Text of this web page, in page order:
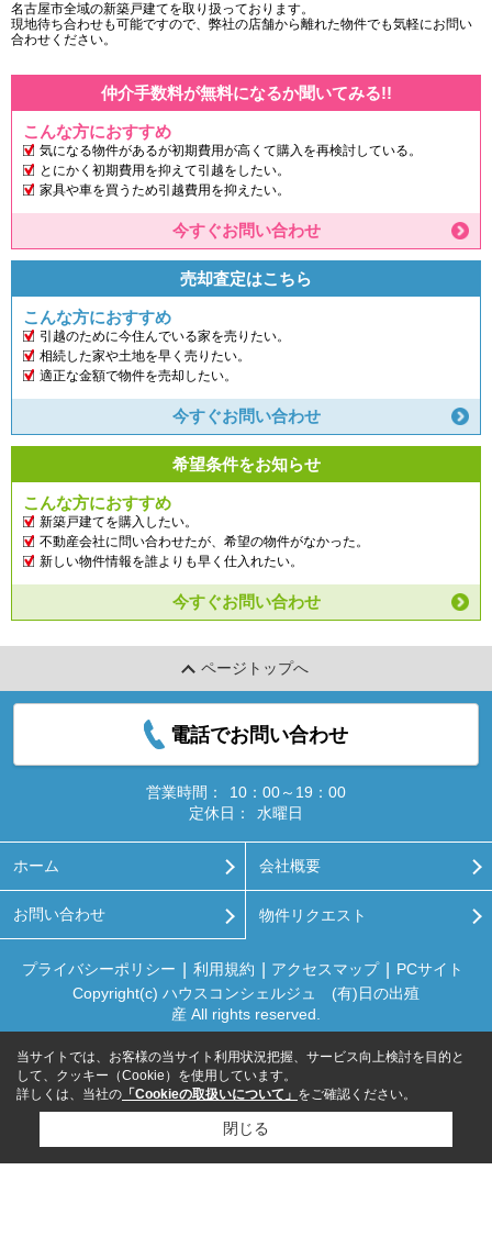
名古屋市全域の新築戸建てを取り扱っております。
現地待ち合わせも可能ですので、弊社の店舗から離れた物件でも気軽にお問い
合わせください。
仲介手数料が無料になるか聞いてみる!!
こんな方におすすめ
気になる物件があるが初期費用が高くて購入を再検討している。
とにかく初期費用を抑えて引越をしたい。
家具や車を買うため引越費用を抑えたい。
今すぐお問い合わせ
売却査定はこちら
こんな方におすすめ
引越のために今住んでいる家を売りたい。
相続した家や土地を早く売りたい。
適正な金額で物件を売却したい。
今すぐお問い合わせ
希望条件をお知らせ
こんな方におすすめ
新築戸建てを購入したい。
不動産会社に問い合わせたが、希望の物件がなかった。
新しい物件情報を誰よりも早く仕入れたい。
今すぐお問い合わせ
ページトップへ
電話でお問い合わせ
営業時間：
10：00～19：00
定休日：
水曜日
ホーム 会社概要
お問い合わせ 物件リクエスト
プライバシーポリシー 利用規約 アクセスマップ
PCサイト
Copyright(c) ハウスコンシェルジュ (有)日の出殖
産 All rights reserved.
当サイトでは、お客様の当サイト利用状況把握、サービス向上検討を目的と
して、クッキー（Cookie）を使用しています。
詳しくは、当社の 「Cookieの取扱いについて」 をご確認ください。
閉じる